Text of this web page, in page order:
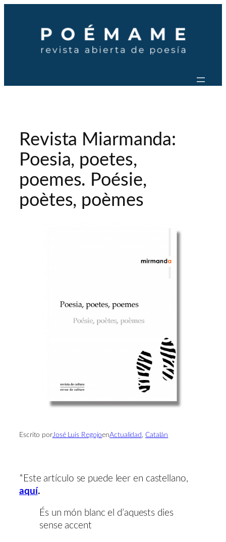
contenido
Revista Miarmanda:
Poesia, poetes,
poemes. Poésie,
poètes, poèmes
Escrito porJosé Luis RegojoenActualidad , Catalán
*Este artículo se puede leer en castellano,
aquí.
És un món blanc el d’aquests dies
sense accent